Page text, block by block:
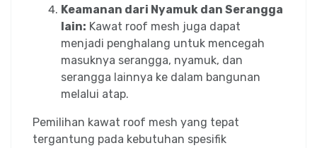
Keamanan dari Nyamuk dan Serangga
lain: Kawat roof mesh juga dapat
menjadi penghalang untuk mencegah
masuknya serangga, nyamuk, dan
serangga lainnya ke dalam bangunan
melalui atap.
Pemilihan kawat roof mesh yang tepat
tergantung pada kebutuhan spesifik